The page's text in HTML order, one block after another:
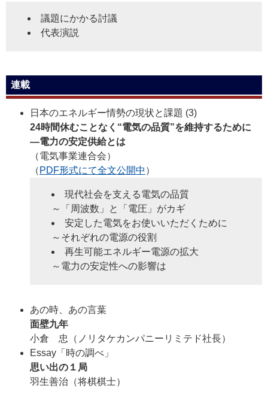
議題にかかる討議
代表演説
連載
日本のエネルギー情勢の現状と課題 (3)
24時間休むことなく“電気の品質”を維持するために
―電力の安定供給とは
（電気事業連合会）
（ PDF形式にて全文公開中 ）
現代社会を支える電気の品質
～「周波数」と「電圧」がカギ
安定した電気をお使いいただくために
～それぞれの電源の役割
再生可能エネルギー電源の拡大
～電力の安定性への影響は
あの時、あの言葉
面壁九年
小倉 忠
（ノリタケカンパニーリミテド社長）
Essay「時の調べ」
思い出の１局
羽生善治 （将棋棋士）